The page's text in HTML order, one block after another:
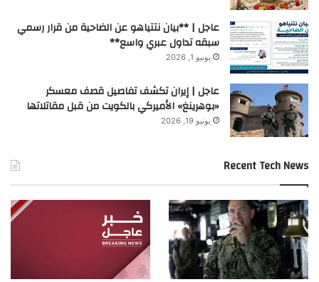
عاجل | **بيان نتتياهو عن الضاحية من قرار رسمي
سبقه تداول عبري واسع**
يونيو 1, 2026
عاجل | إيران تكشف تفاصيل قصف معسكر
«بوهرينغ» الأميركي بالكويت من قبل مقاتلاتها
يونيو 19, 2026
Recent Tech News